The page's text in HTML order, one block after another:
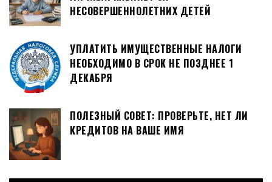
НЕСОВЕРШЕННОЛЕТНИХ ДЕТЕЙ
УПЛАТИТЬ ИМУЩЕСТВЕННЫЕ НАЛОГИ
НЕОБХОДИМО В СРОК НЕ ПОЗДНЕЕ 1
ДЕКАБРЯ
ПОЛЕЗНЫЙ СОВЕТ: ПРОВЕРЬТЕ, НЕТ ЛИ
КРЕДИТОВ НА ВАШЕ ИМЯ